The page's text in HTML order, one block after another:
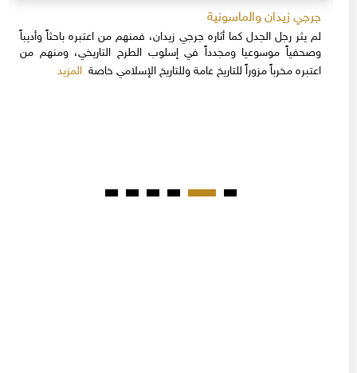
جرجي زيدان والماسونية
لم يثر رجل الجدل كما أثاره جرجي زيدان، فمنهم من اعتبره باحثاً وأديباً
وصحفياً موسوعيا ومجدداً في إسلوب الطرح التاريخي، ومنهم من
اعتبره مخرباً مزوراً للتاريخ عامة وللتاريخ الإسلامي خاصةالمزيد